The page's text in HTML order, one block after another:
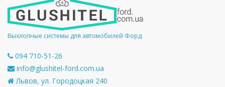
Выхлопные системы для автомобилей Форд
094 710-51-26
info@glushitel-ford.com.ua
Львов, ул. Городоцкая 240